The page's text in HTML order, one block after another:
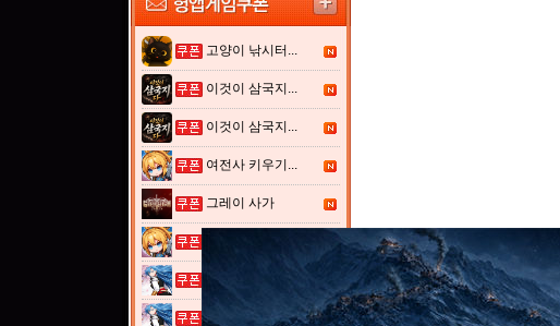
고양이 낚시터...
이것이 삼국지...
이것이 삼국지...
여전사 키우기...
그레이 사가
열혈강호: 넥...